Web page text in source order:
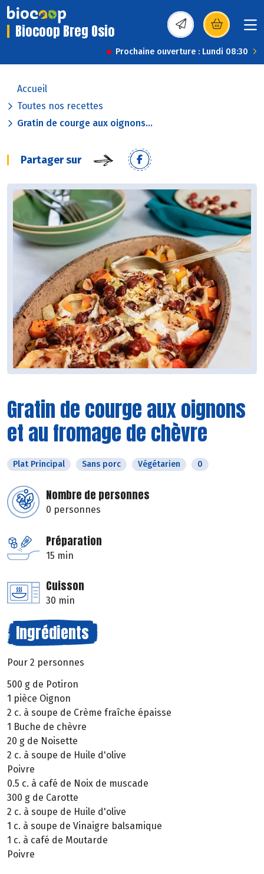
Biocoop Breg Osio (s’ouvre dans une
Prochaine ouverture : Lundi 08:30
Accueil
Toutes nos recettes
Gratin de courge aux oignons...
Partager sur
Gratin de courge aux oignons
et au fromage de chèvre
Plat Principal Sans porc Végétarien 0
Nombre de personnes
0 personnes
Préparation
15 min
Cuisson
30 min
Ingrédients
Pour 2 personnes
500 g de Potiron
1 pièce Oignon
2 c. à soupe de Crème fraîche épaisse
1 Buche de chèvre
20 g de Noisette
2 c. à soupe de Huile d'olive
Poivre
0.5 c. à café de Noix de muscade
300 g de Carotte
2 c. à soupe de Huile d'olive
1 c. à soupe de Vinaigre balsamique
1 c. à café de Moutarde
Poivre